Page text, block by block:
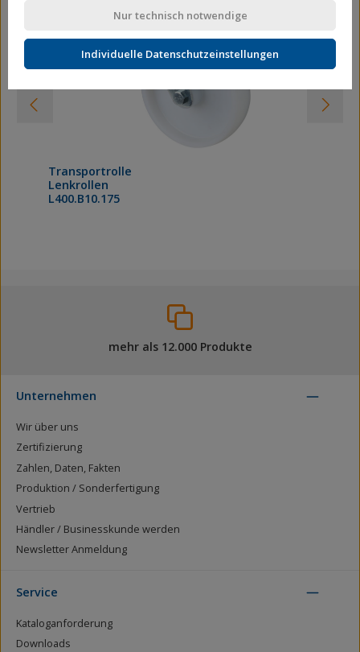
Transportrolle
Lenkrollen
L400.B10.175
mehr als 12.000 Produkte
Unternehmen
Wir über uns
Zertifizierung
Zahlen, Daten, Fakten
Produktion / Sonderfertigung
Vertrieb
Händler / Businesskunde werden
Newsletter Anmeldung
Service
Kataloganforderung
Downloads
Nur technisch notwendige
Individuelle Datenschutzeinstellungen